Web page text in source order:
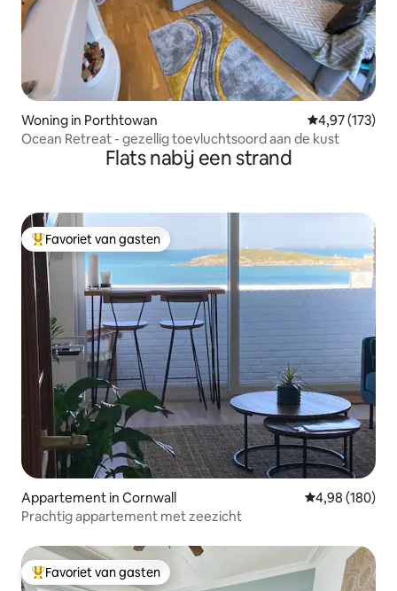
Woning in Porthtowan Gemiddelde
4,97 (173)
Ocean Retreat - gezellig toevluchtsoord aan de kust
Flats nabij een strand
Topfavoriet van gasten
Favoriet van gasten
Appartement in Cornwall Gemiddelde
4,98 (180)
Prachtig appartement met zeezicht
Topfavoriet van gasten
Favoriet van gasten